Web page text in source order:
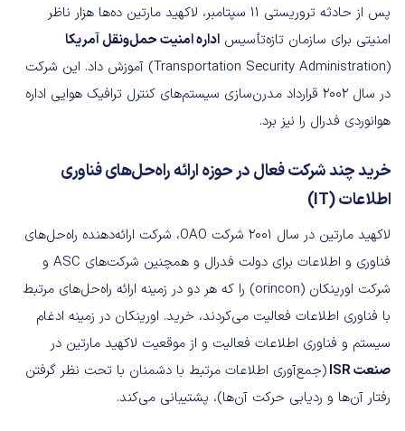
پس از حادثه تروریستی ۱۱ سپتامبر، لاکهید مارتین ده‌ها هزار ناظر
امنیتی برای سازمان تازه‌تأسیس اداره امنیت حمل‌ونقل آمریکا
(Transportation Security Administration) آموزش داد. این شرکت
در سال ۲۰۰۲ قرارداد مدرن‌سازی سیستم‌های کنترل ترافیک هوایی اداره
هوانوردی فدرال را نیز برد.
خرید چند شرکت فعال در حوزه ارائه راه‌حل‌های فناوری
اطلاعات (IT)
لاکهید مارتین در سال ۲۰۰۱ شرکت OAO، شرکت ارائه‌دهنده راه‌حل‌های
فناوری و اطلاعات برای دولت فدرال و همچنین شرکت‌های ASC و
شرکت اورینکان (orincon) را که هر دو در زمینه ارائه راه‌حل‌های مرتبط
با فناوری اطلاعات فعالیت می‌کردند، خرید. اورینکان در زمینه ادغام
سیستم و فناوری اطلاعات فعالیت و از موقعیت لاکهید مارتین در
صنعت ISR
(جمع‌آوری اطلاعات مرتبط با دشمنان با تحت نظر گرفتن
رفتار آن‌ها و ردیابی حرکت آن‌ها)، پشتیبانی می‌کند.